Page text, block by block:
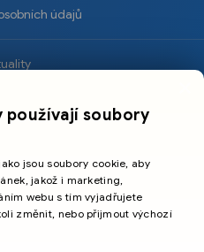
údajů
Media s.r.o.
používají soubory
jsou soubory cookie, aby
jakož i marketing,
webu s tím vyjadřujete
změnit, nebo přijmout výchozí